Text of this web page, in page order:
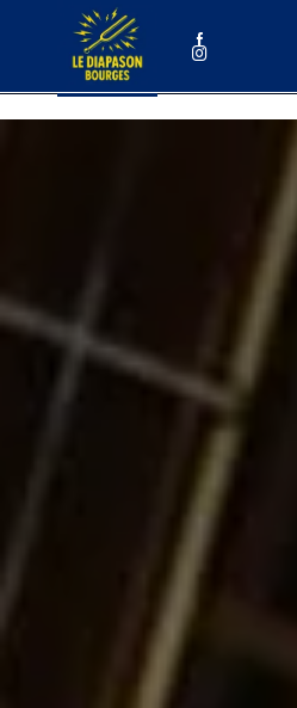
Panneau de gestion des cookies